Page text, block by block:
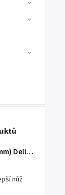
Nůž šéfkuchaře Chef 8" (205mm) Dellinger TOIVO - Professional Damascus
nůž